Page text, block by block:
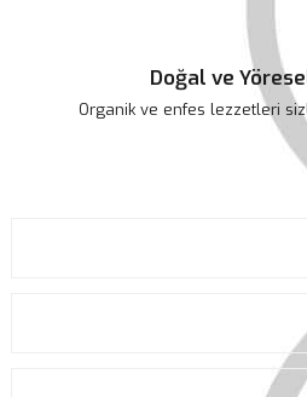
Doğal ve
Organik ve enfes lezzetleri